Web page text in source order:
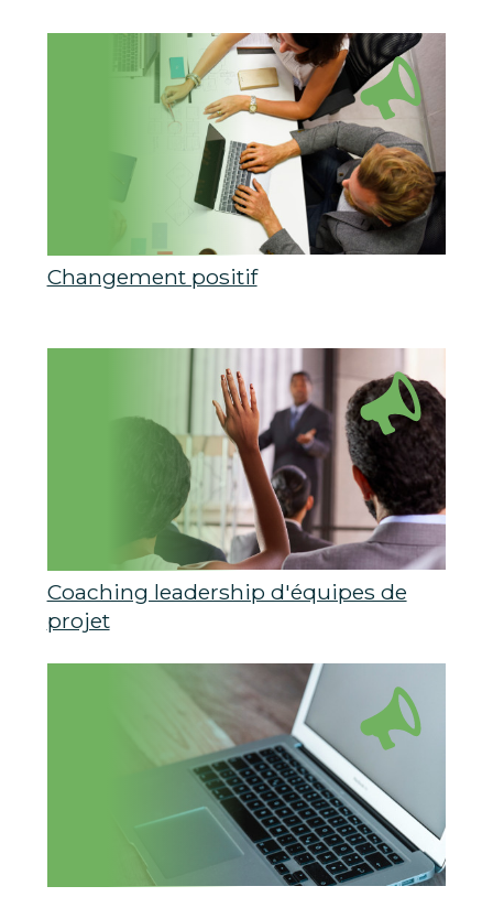
Changement positif
Coaching leadership d'équipes de
projet